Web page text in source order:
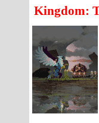
Kingdom: